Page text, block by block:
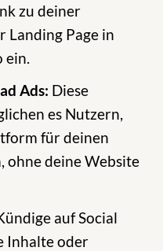
zu deiner
Landing Page in
ein.
Ads: Diese
es Nutzern,
für deinen
ohne deine Website
auf Social
Inhalte oder